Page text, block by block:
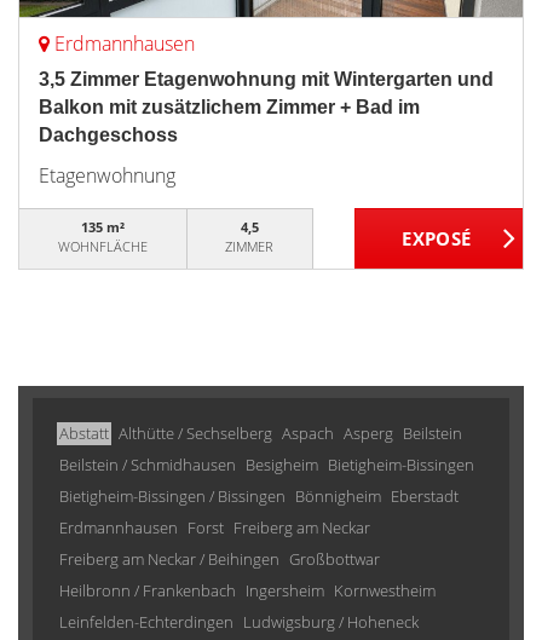
Erdmannhausen
3,5 Zimmer Etagenwohnung mit Wintergarten und
Balkon mit zusätzlichem Zimmer + Bad im
Dachgeschoss
Etagenwohnung
135 m²
WOHNFLÄCHE
4,5
ZIMMER
Abstatt Althütte / Sechselberg Aspach Asperg Beilstein
Beilstein / Schmidhausen Besigheim Bietigheim-Bissingen
Bietigheim-Bissingen / Bissingen Bönnigheim Eberstadt
Erdmannhausen Forst Freiberg am Neckar
Freiberg am Neckar / Beihingen Großbottwar
Heilbronn / Frankenbach Ingersheim Kornwestheim
Leinfelden-Echterdingen Ludwigsburg / Hoheneck